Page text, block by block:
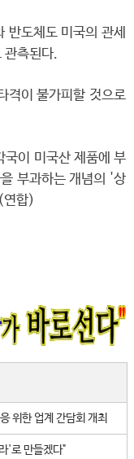
반도체도 미국의 관세
관측된다.
격이 불가피할 것으로
국이 미국산 제품에 부
부과하는 개념의 '상
연합)
위한 업계 간담회 개최
'로 만들겠다"